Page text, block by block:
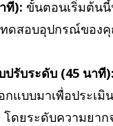
ที): ขั้นตอนเริ่มต้น
ดสอบอุปกรณ์ของ
รับระดับ (45 นาที):
แบบมาเพื่อประเมิ
ดยระดับความยาก